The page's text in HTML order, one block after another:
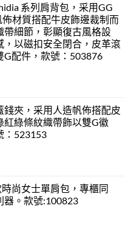
系列肩背包，采用GG
材質搭配牛皮飾邊裁制而
帶細節，彰顯復古風格設
，以磁扣安全閉合，皮革滾
G配件，款號：503876
錢夾，采用人造帆佈搭配皮
紅綠條紋織帶飾以雙G徽
：523153
尚女士單肩包，專櫃同
器。款號:100823